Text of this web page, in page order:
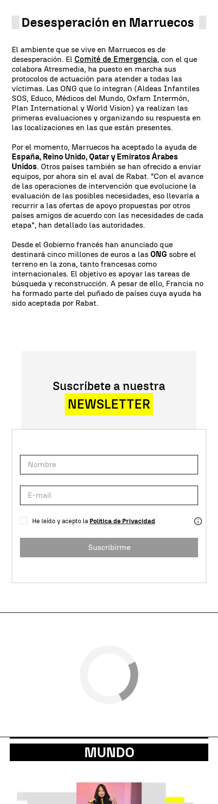
Desesperación en Marruecos
El ambiente que se vive en Marruecos es de
desesperación. El Comité de Emergencia, con el que
colabora Atresmedia, ha puesto en marcha sus
protocolos de actuación para atender a todas las
víctimas. Las ONG que lo integran (Aldeas Infantiles
SOS, Educo, Médicos del Mundo, Oxfam Intermón,
Plan International y World Vision) ya realizan las
primeras evaluaciones y organizando su respuesta en
las localizaciones en las que están presentes.
Por el momento, Marruecos ha aceptado la ayuda de
España, Reino Unido, Qatar y Emiratos Árabes
Unidos. Otros países también se han ofrecido a enviar
equipos, por ahora sin el aval de Rabat. "Con el avance
de las operaciones de intervención que evolucione la
evaluación de las posibles necesidades, eso llevaría a
recurrir a las ofertas de apoyo propuestas por otros
países amigos de acuerdo con las necesidades de cada
etapa", han detallado las autoridades.
Desde el Gobierno francés han anunciado que
destinará cinco millones de euros a las ONG sobre el
terreno en la zona, tanto francesas como
internacionales. El objetivo es apoyar las tareas de
búsqueda y reconstrucción. A pesar de ello, Francia no
ha formado parte del puñado de países cuya ayuda ha
sido aceptada por Rabat.
Suscríbete a nuestra
NEWSLETTER
He leído y acepto la Política de Privacidad
Suscribirme
MUNDO